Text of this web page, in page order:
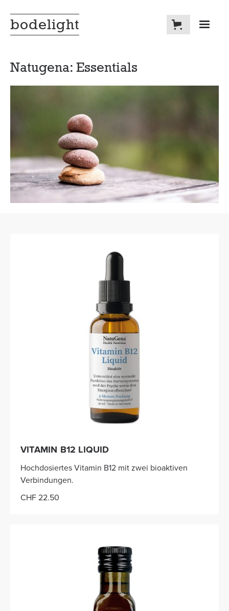
bodelight
Natugena: Essentials
VITAMIN B12 LIQUID
Hochdosiertes Vitamin B12 mit zwei bioaktiven
Verbindungen.
CHF 22.50